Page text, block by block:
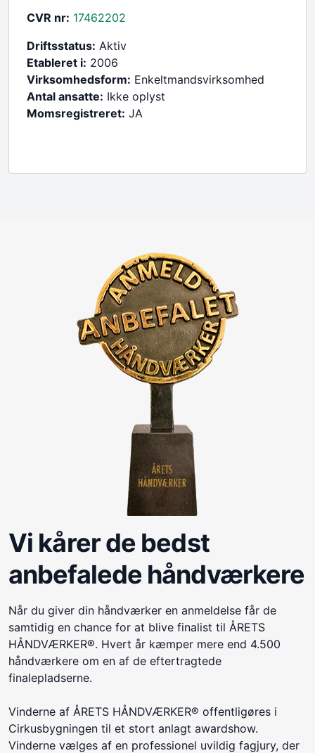
CVR nr: 17462202
Driftsstatus: Aktiv
Etableret i: 2006
Virksomhedsform: Enkeltmandsvirksomhed
Antal ansatte: Ikke oplyst
Momsregistreret: JA
Vi kårer de bedst
anbefalede håndværkere
Når du giver din håndværker en anmeldelse får de
samtidig en chance for at blive finalist til ÅRETS
HÅNDVÆRKER®. Hvert år kæmper mere end 4.500
håndværkere om en af de eftertragtede
finalepladserne.
Vinderne af ÅRETS HÅNDVÆRKER® offentligøres i
Cirkusbygningen til et stort anlagt awardshow.
Vinderne vælges af en professionel uvildig fagjury, der